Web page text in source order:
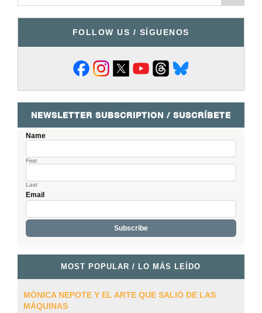
FOLLOW US / SÍGUENOS
NEWSLETTER SUBSCRIPTION / SUSCRÍBETE
Name
First
Last
Email
MOST POPULAR / LO MÁS LEÍDO
MÓNICA NEPOTE Y EL ARTE QUE SALIÓ DE LAS
MÁQUINAS